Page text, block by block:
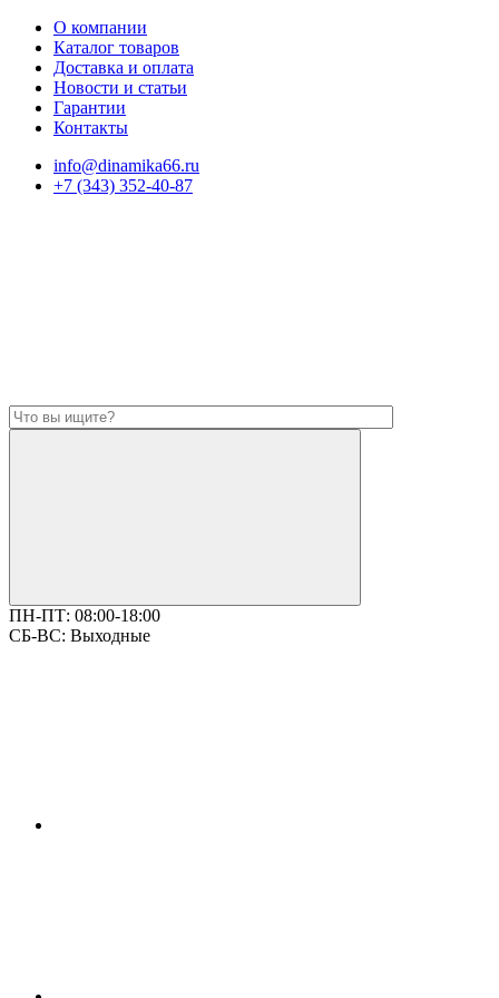
О компании
Каталог товаров
Доставка и оплата
Новости и статьи
Гарантии
Контакты
info@dinamika66.ru
+7 (343) 352-40-87
ПН-ПТ: 08:00-18:00
СБ-ВС: Выходные